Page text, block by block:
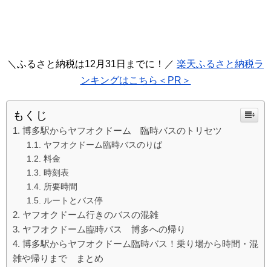
＼ふるさと納税は12月31日までに！／ 楽天ふるさと納税ラ
ンキングはこちら＜PR＞
もくじ
博多駅からヤフオクドーム 臨時バスのトリセツ
ヤフオクドーム臨時バスのりば
料金
時刻表
所要時間
ルートとバス停
ヤフオクドーム行きのバスの混雑
ヤフオクドーム臨時バス 博多への帰り
博多駅からヤフオクドーム臨時バス！乗り場から時間・混
雑や帰りまで まとめ